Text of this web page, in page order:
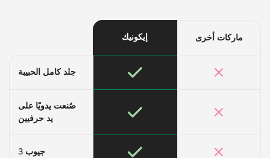
إيكونيك ماركات أخرى
جلد كامل الحبيبة
صُنعت يدويًا على
يد حرفيين
3 جيوب